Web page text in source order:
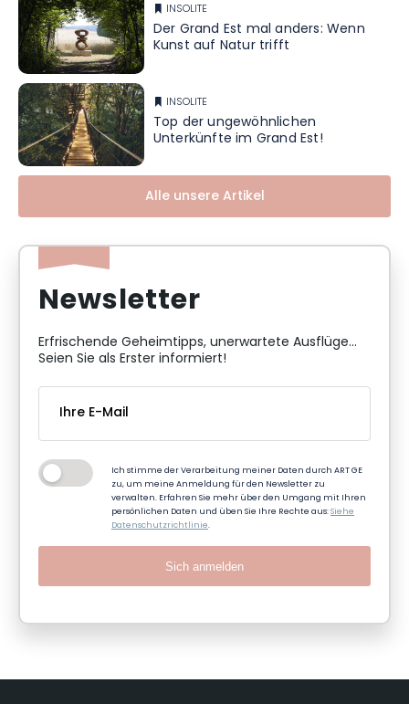
INSOLITE
Der Grand Est mal anders: Wenn
Kunst auf Natur trifft
INSOLITE
Top der ungewöhnlichen
Unterkünfte im Grand Est!
Alle unsere Artikel
Newsletter
Erfrischende Geheimtipps, unerwartete Ausflüge...
Seien Sie als Erster informiert!
Ich stimme der Verarbeitung meiner Daten durch ART GE
zu, um meine Anmeldung für den Newsletter zu
verwalten. Erfahren Sie mehr über den Umgang mit Ihren
persönlichen Daten und üben Sie Ihre Rechte aus:Siehe
Datenschutzrichtlinie.
Sich anmelden